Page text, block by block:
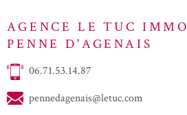
AGENCE LE TUC IMMO
PENNE D'AGENAIS
06.71.53.14.87
pennedagenais@letuc.com